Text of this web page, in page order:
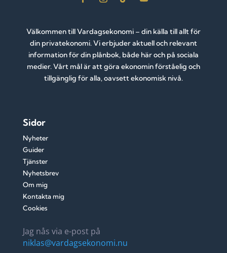
Välkommen till Vardagsekonomi – din källa till allt för
din privatekonomi. Vi erbjuder aktuell och relevant
information för din plånbok, både här och på sociala
medier. Vårt mål är att göra ekonomin förståelig och
tillgänglig för alla, oavsett ekonomisk nivå.
Sidor
Nyheter
Guider
Tjänster
Nyhetsbrev
Om mig
Kontakta mig
Cookies
Jag nås via e-post på
niklas@vardagsekonomi.nu